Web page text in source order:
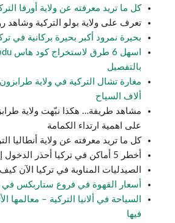
كل ما تريد معرفته عن ولاية أورفا
تعرف على ولاية بولو التركية وشاهد
بحيرة نمرود أكبر بحيرة بركانية في
بالتفصيل
مغارة تشال التركية في ولاية
ألاف السياح
مشاهد طريفة… هكذا نبّهت ولاية
على اهمية ارتداء الكمامة
كل ما تريد معرفته عن ولاية أنطاليا
أخطر 5 أماكن في تركيا أحذر الدخول إليها
الصيدليات المناوبة في تركيا الآن
أسعار القهوة في فروع ستاربكس في
فيها